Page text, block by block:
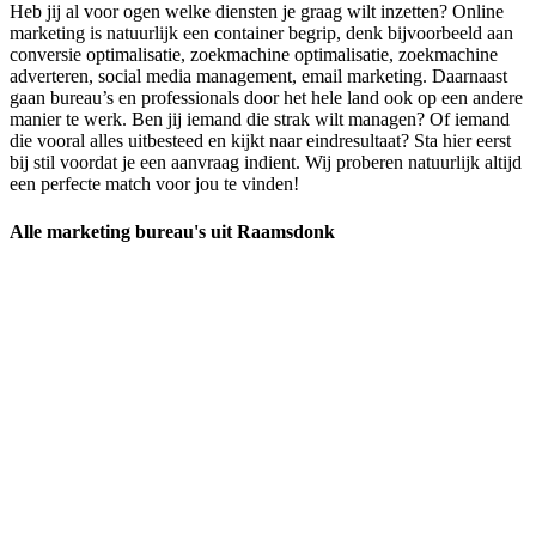
Heb jij al voor ogen welke diensten je graag wilt inzetten? Online
marketing is natuurlijk een container begrip, denk bijvoorbeeld aan
conversie optimalisatie, zoekmachine optimalisatie, zoekmachine
adverteren, social media management, email marketing. Daarnaast
gaan bureau’s en professionals door het hele land ook op een andere
manier te werk. Ben jij iemand die strak wilt managen? Of iemand
die vooral alles uitbesteed en kijkt naar eindresultaat? Sta hier eerst
bij stil voordat je een aanvraag indient. Wij proberen natuurlijk altijd
een perfecte match voor jou te vinden!
Alle marketing bureau's uit Raamsdonk